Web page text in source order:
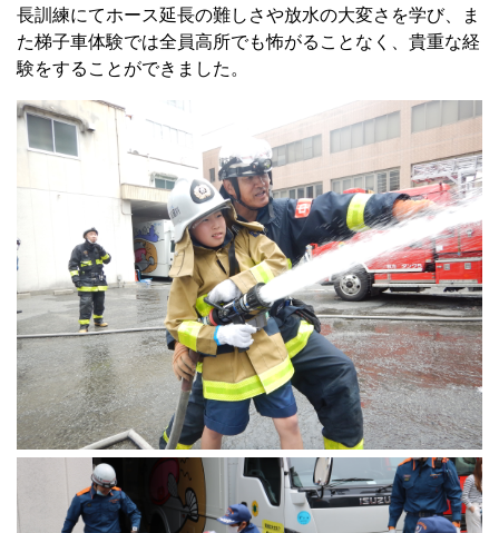
長訓練にてホース延長の難しさや放水の大変さを学び、ま
た梯子車体験では全員高所でも怖がることなく、貴重な経
験をすることができました。